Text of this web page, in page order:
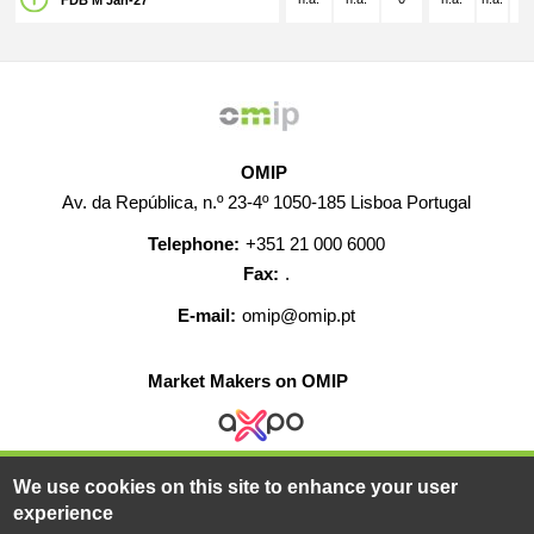
OMIP
Av. da República, n.º 23-4º 1050-185 Lisboa Portugal
Telephone: +351 21 000 6000
Fax: .
E-mail: omip@omip.pt
Market Makers on OMIP
HELP CONTACT CAREERS
WEB MAP
We use cookies on this site to enhance your user
experience